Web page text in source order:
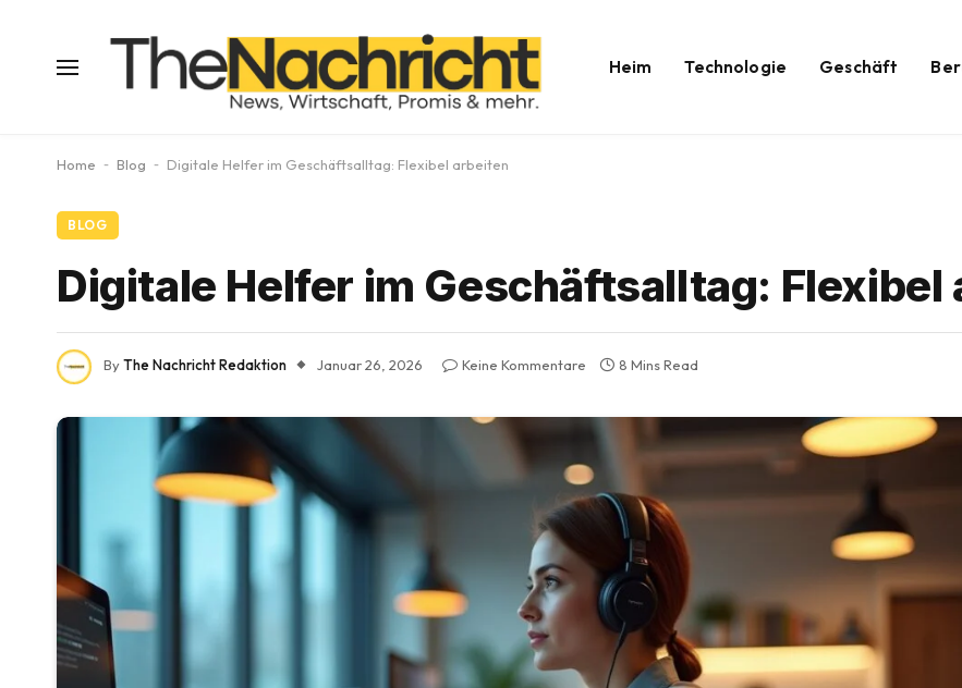
Heim Technologie Geschäft
Home - Blog - Digitale Helfer im Geschäftsalltag: Flexibel arbeiten
BLOG
Digitale Helfer im Geschäftsalltag: Flexibel
ByThe Nachricht Redaktion Januar 26, 2026 Keine Kommentare 8 Mins Read